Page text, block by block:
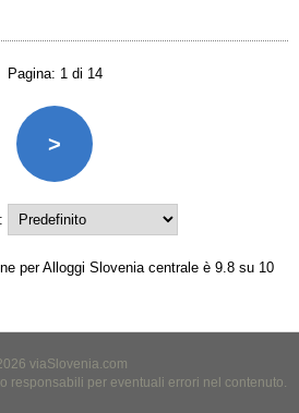
Pagina: 1 di 14
>
per Alloggi Slovenia centrale è 9.8 su 10
viaSlovenia.com
responsabili per eventuali errori nel contenuto.